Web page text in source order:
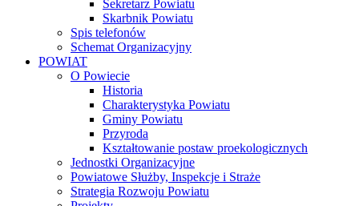
Sekretarz Powiatu
Skarbnik Powiatu
Spis telefonów
Schemat Organizacyjny
POWIAT
O Powiecie
Historia
Charakterystyka Powiatu
Gminy Powiatu
Przyroda
Kształtowanie postaw proekologicznych
Jednostki Organizacyjne
Powiatowe Służby, Inspekcje i Straże
Strategia Rozwoju Powiatu